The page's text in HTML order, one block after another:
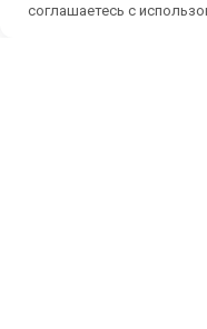
соглашаетесь с